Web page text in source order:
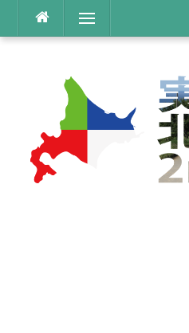
テ
メニュー